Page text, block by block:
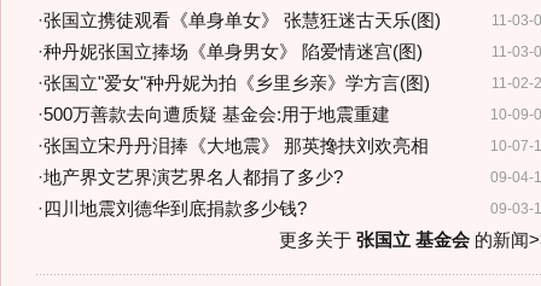
11-03-
·张国立携徒观看《单身单女》 张慧狂迷古天乐(图)
11-03-
·种丹妮张国立捧场《单身男女》 陷爱情迷宫(图)
11-02-
·张国立"爱女"种丹妮为拍《乡里乡亲》学方言(图)
10-09-
·500万善款去向遭质疑 基金会:用于地震重建
10-07-
·张国立宋丹丹泪捧《大地震》 那英搀扶刘欢亮相
09-04-
·地产界文艺界演艺界名人都捐了多少?
09-03-
· 四川地震刘德华到底捐款多少钱?
更多关于 张国立 基金会的新闻